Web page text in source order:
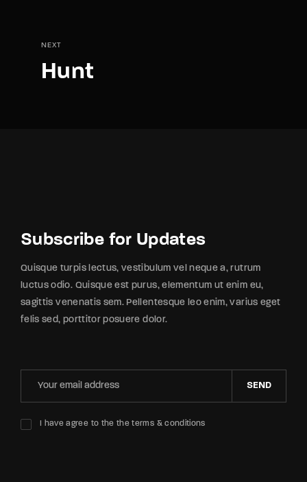
NEXT
Hunt
Subscribe for Updates
Quisque turpis lectus, vestibulum vel neque a, rutrum
luctus odio. Quisque est purus, elementum ut enim eu,
sagittis venenatis sem. Pellentesque leo enim, varius eget
felis sed, porttitor posuere dolor.
SEND
I have agree to the the terms & conditions